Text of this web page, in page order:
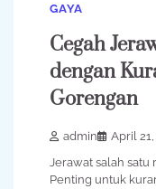
GAYA
Cegah
dengan
Gorengan
admin
April
Jerawat salah satu
Penting untuk